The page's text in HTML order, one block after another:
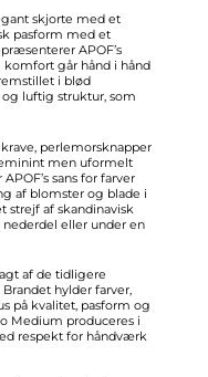
skjorte med et
pasform med et
APOF’s
komfort går hånd i hånd
i blød
luftig struktur, som
perlemorsknapper
men uformelt
sans for farver
af blomster og blade i
strejf af skandinavisk
nederdel eller under en
af de tidligere
hylder farver,
på kvalitet, pasform og
Medium produceres i
respekt for håndværk